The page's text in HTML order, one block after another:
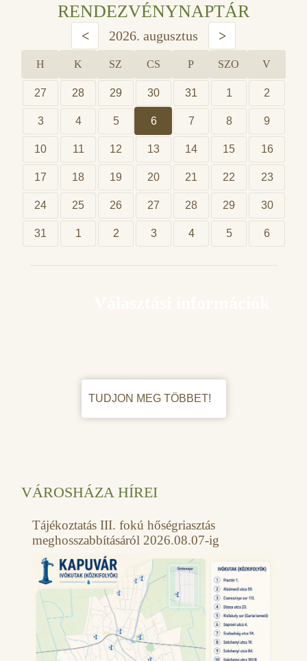
RENDEZVÉNYNAPTÁR
< 2026. augusztus >
H K SZ CS P SZO V
27 28 29 30 31 1 2
3 4 5 6 7 8 9
10 11 12 13 14 15 16
17 18 19 20 21 22 23
24 25 26 27 28 29 30
31 1 2 3 4 5 6
TUDJON MEG TÖBBET!
VÁROSHÁZA HÍREI
Tájékoztatás III. fokú hőségriasztás
meghosszabbításáról 2026.08.07-ig